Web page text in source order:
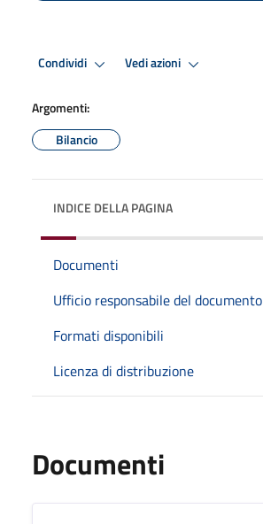
Condividi Vedi azioni
Argomenti:
Bilancio
INDICE DELLA PAGINA
Documenti
Ufficio responsabile del documento
Formati disponibili
Licenza di distribuzione
Documenti